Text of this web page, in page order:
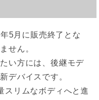
5月に販売終了とな
せん。
い方には、後継モデ
デバイスです。
スリムなボディへと進